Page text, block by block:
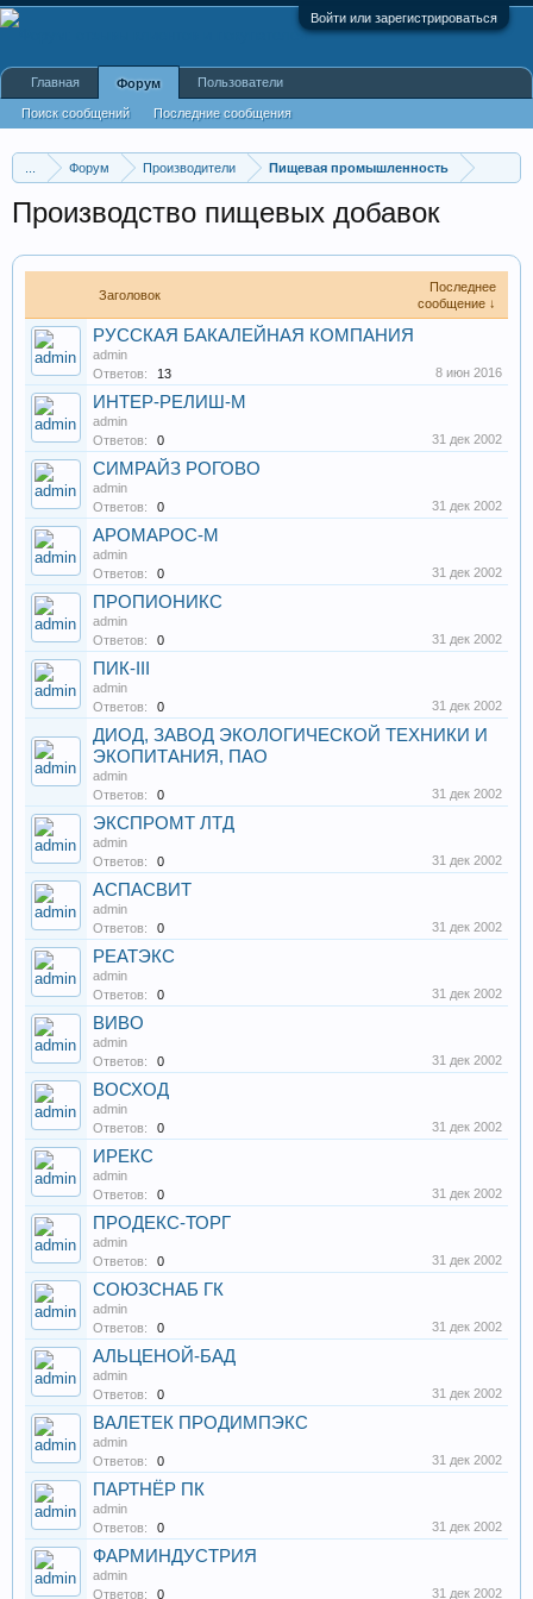
Войти или зарегистрироваться
Форум Производители Пищевая промышленность
Производство пищевых добавок
Заголовок
Последнее
сообщение ↓
РУССКАЯ БАКАЛЕЙНАЯ КОМПАНИЯ
admin
Ответов:
13 8 июн 2016
ИНТЕР-РЕЛИШ-М
admin
Ответов:
0 31 дек 2002
СИМРАЙЗ РОГОВО
admin
Ответов:
0 31 дек 2002
АРОМАРОС-М
admin
Ответов:
0 31 дек 2002
ПРОПИОНИКС
admin
Ответов:
0 31 дек 2002
ПИК-III
admin
Ответов:
0 31 дек 2002
ДИОД, ЗАВОД ЭКОЛОГИЧЕСКОЙ ТЕХНИКИ И
ЭКОПИТАНИЯ, ПАО
admin
Ответов:
0 31 дек 2002
ЭКСПРОМТ ЛТД
admin
Ответов:
0 31 дек 2002
АСПАСВИТ
admin
Ответов:
0 31 дек 2002
РЕАТЭКС
admin
Ответов:
0 31 дек 2002
ВИВО
admin
Ответов:
0 31 дек 2002
ВОСХОД
admin
Ответов:
0 31 дек 2002
ИРЕКС
admin
Ответов:
0 31 дек 2002
ПРОДЕКС-ТОРГ
admin
Ответов:
0 31 дек 2002
СОЮЗСНАБ ГК
admin
Ответов:
0 31 дек 2002
АЛЬЦЕНОЙ-БАД
admin
Ответов:
0 31 дек 2002
ВАЛЕТЕК ПРОДИМПЭКС
admin
Ответов:
0 31 дек 2002
ПАРТНЁР ПК
admin
Ответов:
0 31 дек 2002
ФАРМИНДУСТРИЯ
admin
Ответов:
0 31 дек 2002
Главная Форум
Поиск сообщений Последние сообщения
Пользователи